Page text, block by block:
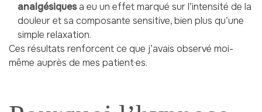
analgésiquesa eu un effet marqué sur l’intensité de la
douleur et sa composante sensitive, bien plus qu’une
simple relaxation.
Ces résultats renforcent ce que j’avais observé moi-
même auprès de mes patient·es.